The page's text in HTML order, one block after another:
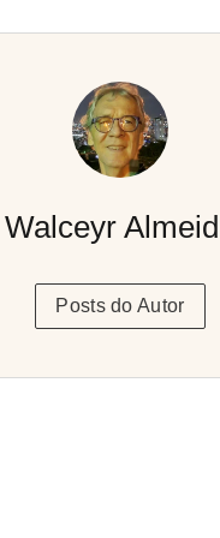
Walceyr
Posts do Autor